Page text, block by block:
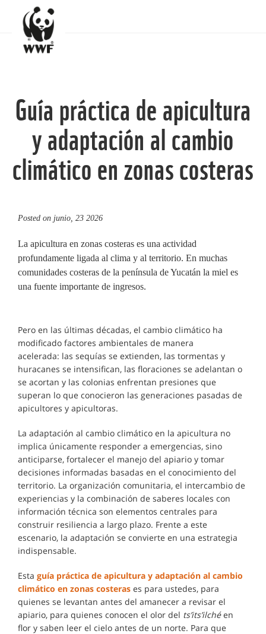
Guía práctica de apicultura
y adaptación al cambio
climático en zonas costeras
Posted on junio, 23 2026
La apicultura en zonas costeras es una actividad
profundamente ligada al clima y al territorio. En muchas
comunidades costeras de la península de Yucatán la miel es
una fuente importante de ingresos.
Pero en las últimas décadas, el cambio climático ha
modificado factores ambientales de manera
acelerada: las sequías se extienden, las tormentas y
huracanes se intensifican, las floraciones se adelantan o
se acortan y las colonias enfrentan presiones que
superan lo que conocieron las generaciones pasadas de
apicultores y apicultoras.
La adaptación al cambio climático en la apicultura no
implica únicamente responder a emergencias, sino
anticiparse, fortalecer el manejo del apiario y tomar
decisiones informadas basadas en el conocimiento del
territorio. La organización comunitaria, el intercambio de
experiencias y la combinación de saberes locales con
información técnica son elementos centrales para
construir resiliencia a largo plazo. Frente a este
escenario, la adaptación se convierte en una estrategia
indispensable.
Esta guía práctica de apicultura y adaptación al cambio
climático en zonas costeras es para ustedes, para
quienes se levantan antes del amanecer a revisar el
apiario, para quienes conocen el olor del ts’its’ilchéen
flor y saben leer el cielo antes de un norte. Para que